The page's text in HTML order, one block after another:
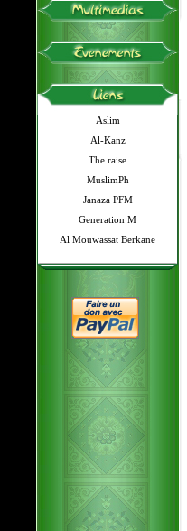
Aslim
Al-Kanz
The raise
MuslimPh
Janaza PFM
Generation M
Al Mouwassat Berkane